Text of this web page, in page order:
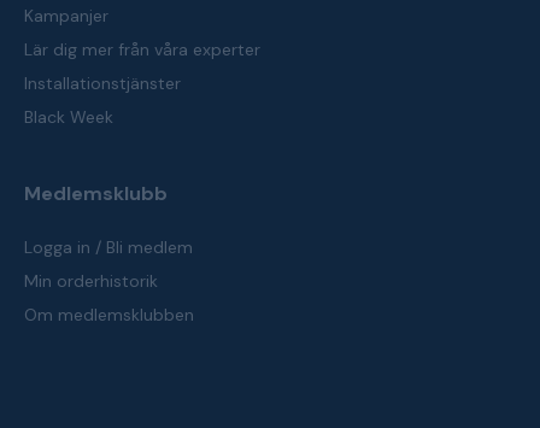
Kampanjer
Lär dig mer från våra experter
Installationstjänster
Black Week
Medlemsklubb
Logga in / Bli medlem
Min orderhistorik
Om medlemsklubben